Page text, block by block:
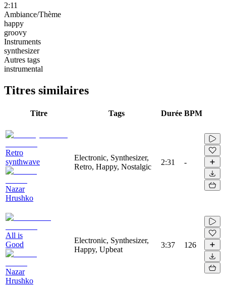
2:11
Ambiance/Thème
happy
groovy
Instruments
synthesizer
Autres tags
instrumental
Titres similaires
Titre Tags Durée BPM
Retro
synthwave
Nazar
Hrushko
Electronic, Synthesizer,
Retro, Happy, Nostalgic
2:31 -
All is
Good
Nazar
Hrushko
Electronic, Synthesizer,
Happy, Upbeat
3:37 126